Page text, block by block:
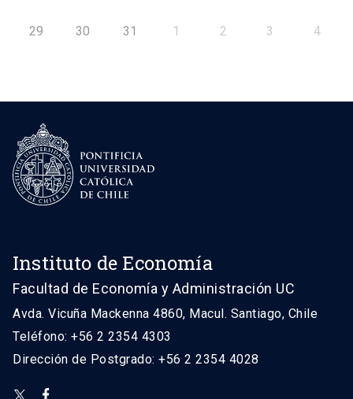
29 30 31 1 2 3 4
Instituto de Economía
Facultad de Economía y Administración UC
Avda. Vicuña Mackenna 4860, Macul. Santiago, Chile
Teléfono: +56 2 2354 4303
Dirección de Postgrado: +56 2 2354 4028